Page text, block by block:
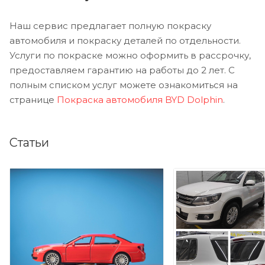
Наш сервис предлагает полную покраску
автомобиля и покраску деталей по отдельности.
Услуги по покраске можно оформить в рассрочку,
предоставляем гарантию на работы до 2 лет. С
полным списком услуг можете ознакомиться на
странице Покраска автомобиля BYD Dolphin.
Статьи